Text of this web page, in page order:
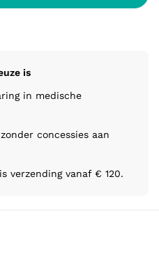
is
in medische
concessies aan
verzending vanaf € 120.